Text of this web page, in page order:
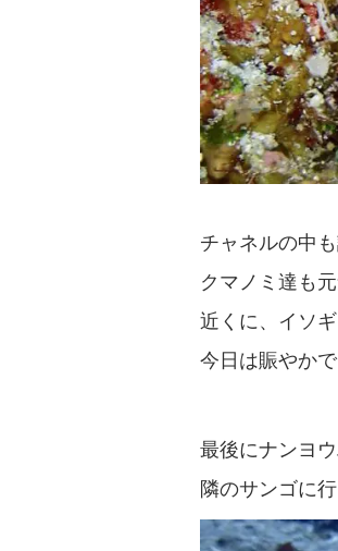
チャネルの中
クマノミ達も
近くに、イソ
今日は賑やか
最後にナンヨ
隣のサンゴに